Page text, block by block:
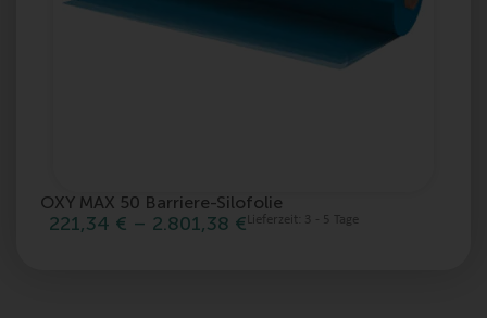
OXY MAX 50 Barriere-Silofolie
221,34 € – 2.801,38 € Lieferzeit: 3 - 5 Tage